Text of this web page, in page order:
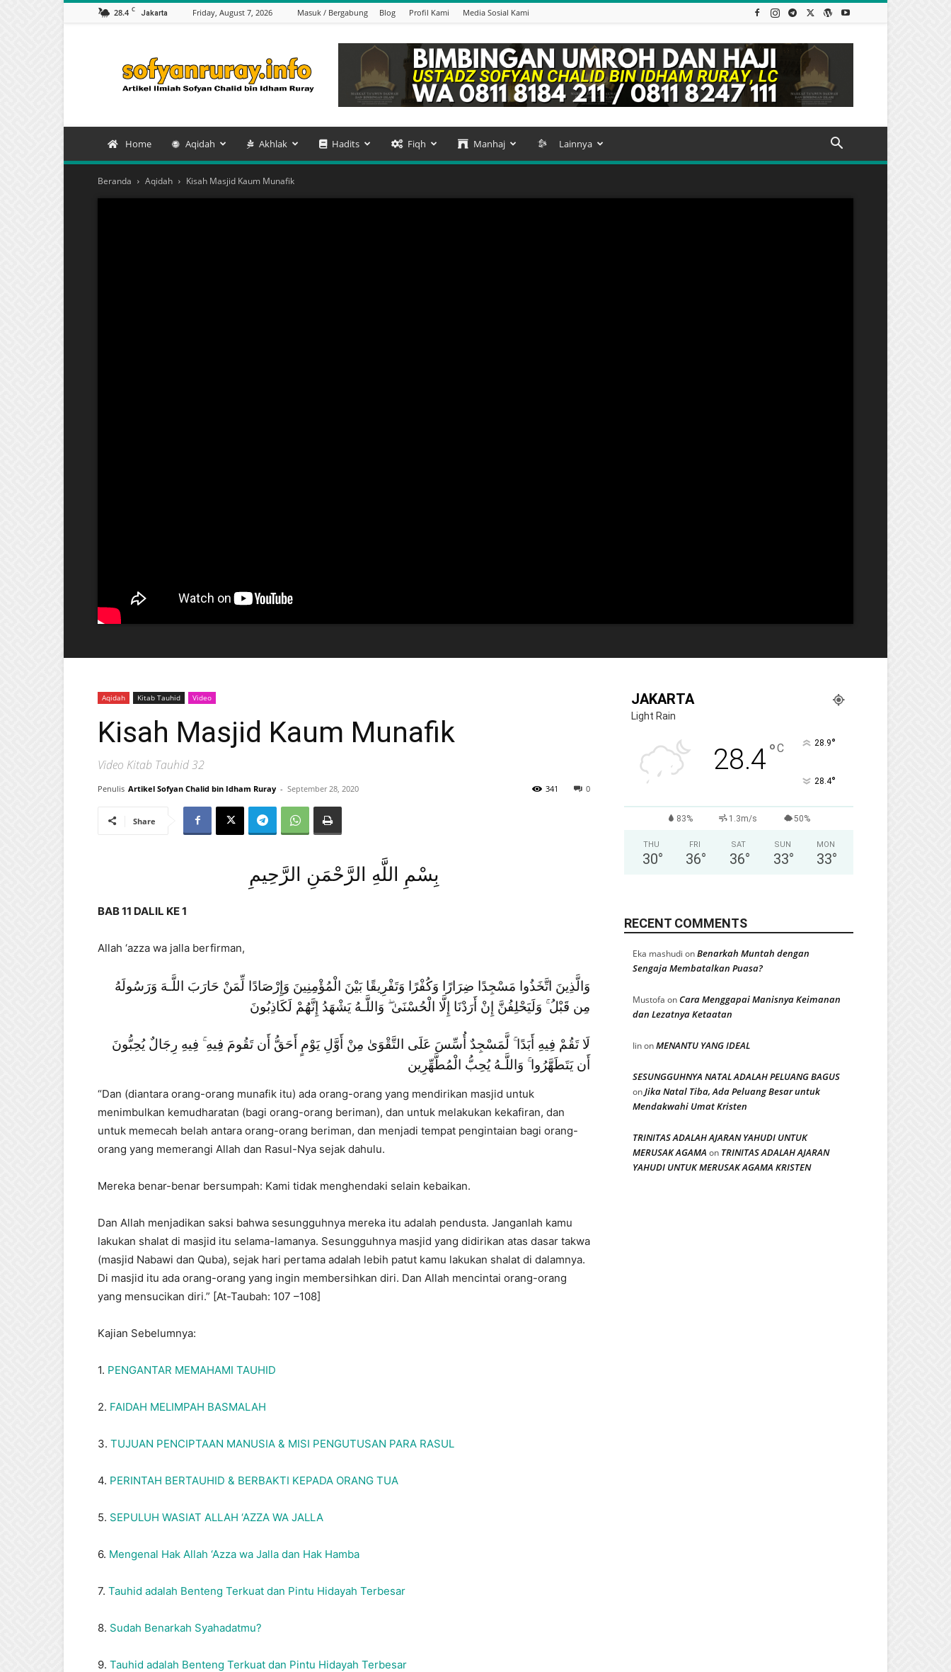
28.4 C Jakarta Friday, August 7, 2026 Masuk / Bergabung Blog Profil Kami Media Sosial Kami
Sofyan
Chalid
bin
Ruray
Home Aqidah Akhlak Hadits Fiqh Manhaj Lainnya
Beranda Aqidah Kisah Masjid Kaum Munafik
Aqidah Kitab Tauhid Video
Kisah Masjid Kaum Munafik
Video Kitab Tauhid 32
Penulis Artikel Sofyan Chalid bin Idham Ruray - September 28, 2020 0
341
Share
بِسْمِ اللَّهِ الرَّحْمَنِ الرَّحِيمِ
BAB 11 DALIL KE 1
Allah ‘azza wa jalla berfirman,
وَالَّذِينَ اتَّخَذُوا مَسْجِدًا ضِرَارًا وَكُفْرًا وَتَفْرِيقًا بَيْنَ الْمُؤْمِنِينَ وَإِرْصَادًا لِّمَنْ حَارَبَ اللَّـهَ وَرَسُولَهُ
مِن قَبْلُ ۚ وَلَيَحْلِفُنَّ إِنْ أَرَدْنَا إِلَّا الْحُسْنَىٰ ۖ وَاللَّـهُ يَشْهَدُ إِنَّهُمْ لَكَاذِبُونَ
لَا تَقُمْ فِيهِ أَبَدًا ۚ لَّمَسْجِدٌ أُسِّسَ عَلَى التَّقْوَىٰ مِنْ أَوَّلِ يَوْمٍ أَحَقُّ أَن تَقُومَ فِيهِ ۚ فِيهِ رِجَالٌ يُحِبُّونَ
أَن يَتَطَهَّرُوا ۚ وَاللَّـهُ يُحِبُّ الْمُطَّهِّرِين
“Dan (diantara orang-orang munafik itu) ada orang-orang yang mendirikan masjid untuk
menimbulkan kemudharatan (bagi orang-orang beriman), dan untuk melakukan kekafiran, dan
untuk memecah belah antara orang-orang beriman, dan menjadi tempat pengintaian bagi orang-
orang yang memerangi Allah dan Rasul-Nya sejak dahulu.
Mereka benar-benar bersumpah: Kami tidak menghendaki selain kebaikan.
Dan Allah menjadikan saksi bahwa sesungguhnya mereka itu adalah pendusta. Janganlah kamu
lakukan shalat di masjid itu selama-lamanya. Sesungguhnya masjid yang didirikan atas dasar takwa
(masjid Nabawi dan Quba), sejak hari pertama adalah lebih patut kamu lakukan shalat di dalamnya.
Di masjid itu ada orang-orang yang ingin membersihkan diri. Dan Allah mencintai orang-orang
yang mensucikan diri.” [At-Taubah: 107 –108]
Kajian Sebelumnya:
1. PENGANTAR MEMAHAMI TAUHID
2. FAIDAH MELIMPAH BASMALAH
3. TUJUAN PENCIPTAAN MANUSIA & MISI PENGUTUSAN PARA RASUL
4. PERINTAH BERTAUHID & BERBAKTI KEPADA ORANG TUA
5. SEPULUH WASIAT ALLAH ‘AZZA WA JALLA
6. Mengenal Hak Allah ‘Azza wa Jalla dan Hak Hamba
7. Tauhid adalah Benteng Terkuat dan Pintu Hidayah Terbesar
8. Sudah Benarkah Syahadatmu?
9. Tauhid adalah Benteng Terkuat dan Pintu Hidayah Terbesar
JAKARTA
Light Rain
28.4°C 28.9°
28.4°
83% 1.3m/s 50%
THU
30°
FRI
36°
SAT
36°
SUN
33°
MON
33°
RECENT COMMENTS
Eka mashudi onBenarkah Muntah dengan
Sengaja Membatalkan Puasa?
Mustofa onCara Menggapai Manisnya Keimanan
dan Lezatnya Ketaatan
IinonMENANTU YANG IDEAL
SESUNGGUHNYA NATAL ADALAH PELUANG BAGUS
onJika Natal Tiba, Ada Peluang Besar untuk
Mendakwahi Umat Kristen
TRINITAS ADALAH AJARAN YAHUDI UNTUK
MERUSAK AGAMA on TRINITAS ADALAH AJARAN
YAHUDI UNTUK MERUSAK AGAMA KRISTEN